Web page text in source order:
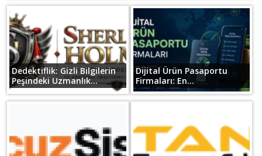
Dedektiflik: Gizli Bilgilerin
Peşindeki Uzmanlık...
Dijital Ürün Pasaportu
Firmaları: En...